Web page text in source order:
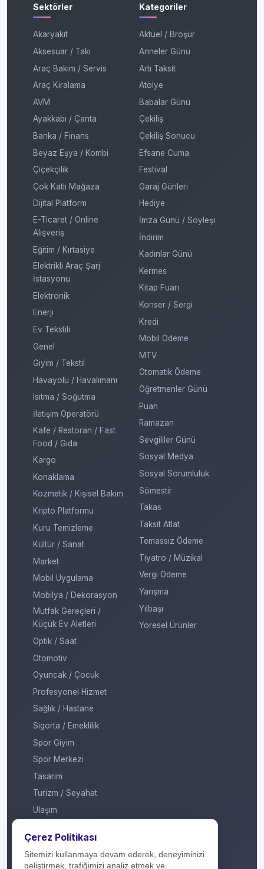
Sektörler
Akaryakıt
Aksesuar / Takı
Araç Bakım / Servis
Araç Kiralama
AVM
Ayakkabı / Çanta
Banka / Finans
Beyaz Eşya / Kombi
Çiçekçilik
Çok Katlı Mağaza
Dijital Platform
E-Ticaret / Online
Alışveriş
Eğitim / Kırtasiye
Elektrikli Araç Şarj
İstasyonu
Elektronik
Enerji
Ev Tekstili
Genel
Giyim / Tekstil
Havayolu / Havalimanı
Isıtma / Soğutma
İletişim Operatörü
Kafe / Restoran / Fast
Food / Gıda
Kargo
Konaklama
Kozmetik / Kişisel Bakım
Kripto Platformu
Kuru Temizleme
Kültür / Sanat
Market
Mobil Uygulama
Mobilya / Dekorasyon
Mutfak Gereçleri /
Küçük Ev Aletleri
Optik / Saat
Otomotiv
Oyuncak / Çocuk
Profesyonel Hizmet
Sağlık / Hastane
Sigorta / Emeklilik
Spor Giyim
Spor Merkezi
Tasarım
Turizm / Seyahat
Ulaşım
Yapı Marketi
Yurt Dışı / Duty Free
Kategoriler
Aktüel / Broşür
Anneler Günü
Artı Taksit
Atölye
Babalar Günü
Çekiliş
Çekiliş Sonucu
Efsane Cuma
Festival
Garaj Günleri
Hediye
İmza Günü / Söyleşi
İndirim
Kadınlar Günü
Kermes
Kitap Fuarı
Konser / Sergi
Kredi
Mobil Ödeme
MTV
Otomatik Ödeme
Öğretmenler Günü
Puan
Ramazan
Sevgililer Günü
Sosyal Medya
Sosyal Sorumluluk
Sömestir
Takas
Taksit Atlat
Temassız Ödeme
Tiyatro / Müzikal
Vergi Ödeme
Yarışma
Yılbaşı
Yöresel Ürünler
Çerez Politikası
Sitemizi kullanmaya devam ederek, deneyiminizi
geliştirmek, trafiğimizi analiz etmek ve